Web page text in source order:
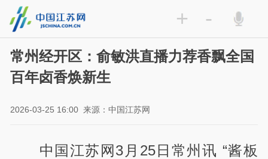
+ -
常州经开区：俞敏洪直播力荐香飘全国
百年卤香焕新生
2026-03-25 16:00 来源：中国江苏网
中国江苏网3月25日常州讯 “酱板